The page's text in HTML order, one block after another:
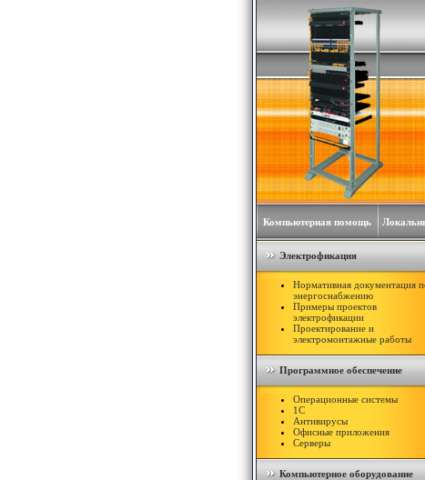
Компьютерная помощь
Электрофикация
Нормативная документация
энергоснабжению
Примеры проектов
электрофикации
Проектирование и
электромонтажные работы
Программное обеспечение
Операционные системы
1С
Антивирусы
Офисные приложения
Серверы
Компьютерное оборудование